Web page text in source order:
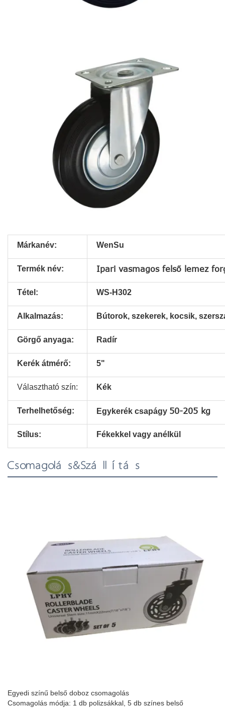
Márkanév: WenSu
Termék név: Ipari vasmagos felső lemez
Tétel: WS-H302
Alkalmazás: Bútorok, szekerek, kocsik,
Görgő anyaga: Radír
Kerék átmérő: 5"
Választható szín: Kék
Terhelhetőség: Egykerék csapágy 50-205 kg
Stílus: Fékekkel vagy anélkül
Csomagolás&Szállítás
Egyedi színű belső doboz csomagolás
Csomagolás módja: 1 db polizsákkal, 5 db színes belső